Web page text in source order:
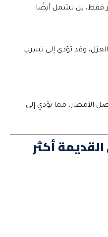
فقط، بل تشمل أيضًا:
وقد تؤدي إلى تسرب
الأمطار، مما يؤدي إلى
القديمة أكثر